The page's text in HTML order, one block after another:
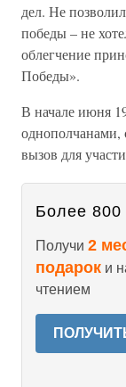
дел. Не
победы – не
облегчение
Победы».
В начале июня
однополчанами,
вызов для
Более 800
Получи 2
подарок и
чтением